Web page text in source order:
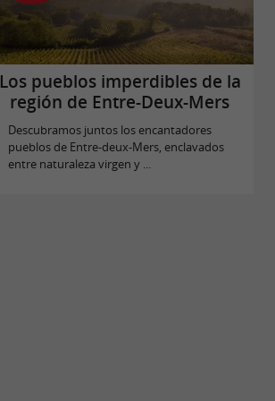
Los pueblos imperdibles de la
región de Entre-Deux-Mers
Descubramos juntos los encantadores
pueblos de Entre-deux-Mers, enclavados
entre naturaleza virgen y ...